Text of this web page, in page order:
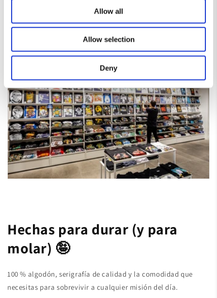
Allow all
Allow selection
Deny
Hechas para durar (y para
molar) 🤪
100 % algodón, serigrafía de calidad y la comodidad que
necesitas para sobrevivir a cualquier misión del día.